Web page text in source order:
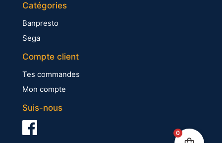
Catégories
Banpresto
Sega
Compte client
Tes commandes
Mon compte
Suis-nous
0